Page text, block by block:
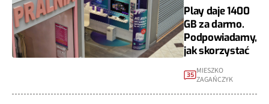
Play daje 1400
GB za darmo.
Podpowiadamy,
jak skorzystać
35 MIESZKO
ZAGAŃCZYK